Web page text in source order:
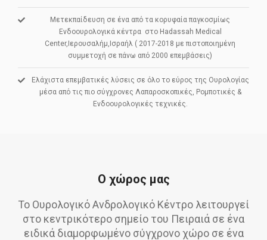
Μετεκπαίδευση σε ένα από τα κορυφαία παγκοσμίως
Ενδοουρολογικά κέντρα στο Hadassah Medical
Center,Ιερουσαλήμ,Ισραήλ ( 2017-2018 με πιστοποιημένη
συμμετοχή σε πάνω από 2000 επεμβάσεις)
Ελάχιστα επεμβατικές λύσεις σε όλο το εύρος της Ουρολογίας
μέσα από τις πιο σύγχρονες Λαπαροσκοπικές, Ρομποτικές &
Ενδοουρολογικές τεχνικές.
Ο χώρος μας
Το Ουρολογικό Ανδρολογικό Κέντρο λειτουργεί
στο κεντρικότερο σημείο του Πειραιά σε ένα
ειδικά διαμορφωμένο σύγχρονο χώρο σε ένα